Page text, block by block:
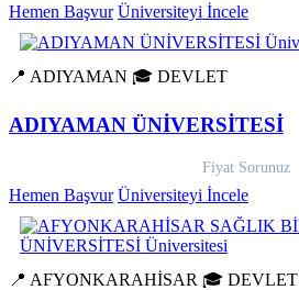
Hemen Başvur Üniversiteyi İncele
📍 ADIYAMAN 🎓 DEVLET
ADIYAMAN ÜNİVERSİTESİ
Fiyat Sorunuz
Hemen Başvur Üniversiteyi İncele
📍 AFYONKARAHİSAR 🎓 DEVLET